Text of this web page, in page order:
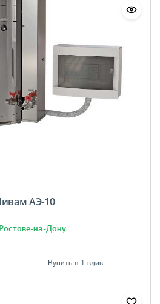
АЭ-10
на-Дону
Купить в 1 клик